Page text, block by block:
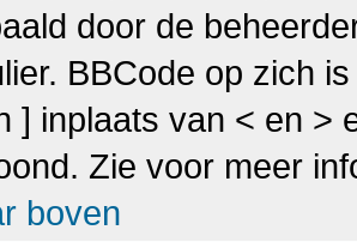
door de
BBCode op zich
] inplaats van < en >
Zie voor meer
boven